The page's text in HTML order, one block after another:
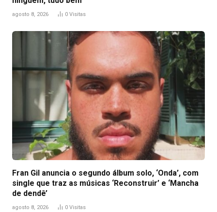
agosto 8, 2026 0 Visitas
Fran Gil anuncia o segundo álbum solo, ‘Onda’, com
single que traz as músicas ‘Reconstruir’ e ‘Mancha
de dendê’
agosto 8, 2026 0 Visitas